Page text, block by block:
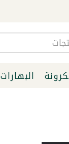
البهارات